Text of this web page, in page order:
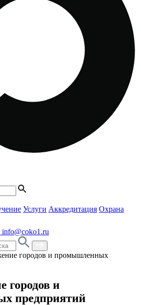
Услуги Аккредитация Охрана
info@coko1.ru
городов и промышленных
городов и
предприятий